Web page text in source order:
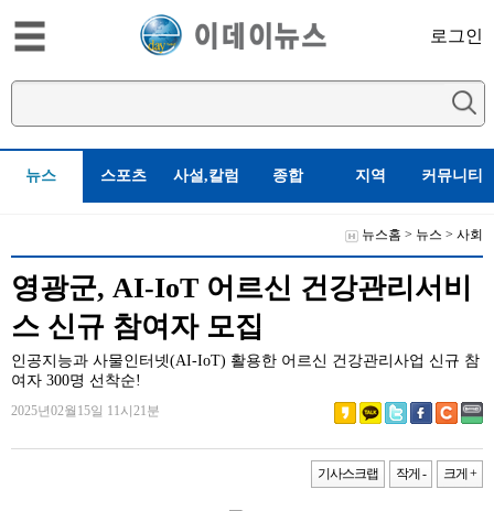
로그인
뉴스 스포츠 사설,칼럼 종합 지역 커뮤니티
뉴스홈 > 뉴스 > 사회
영광군, AI-IoT 어르신 건강관리서비
스 신규 참여자 모집
인공지능과 사물인터넷(AI-IoT) 활용한 어르신 건강관리사업 신규 참
여자 300명 선착순!
2025년02월15일 11시21분
기사스크랩 작게 - 크게 +